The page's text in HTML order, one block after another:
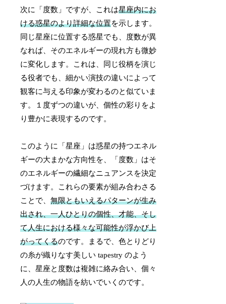
次に「度数」ですが、これは星座内にお
ける惑星のより詳細な位置を示します。
同じ星座に位置する惑星でも、度数が異
なれば、そのエネルギーの現れ方も微妙
に変化します。これは、同じ役柄を演じ
る役者でも、細かい演技の違いによって
観客に与える印象が変わるのと似ていま
す。１度ずつの違いが、個性の彩りをよ
り豊かに表現するのです。
このように「星座」は惑星の持つエネル
ギーの大まかな方向性を、「度数」はそ
のエネルギーの繊細なニュアンスを決定
づけます。これらの要素が組み合わさる
ことで、無限ともいえるパターンが生み
出され、一人ひとりの個性、才能、そし
て人生における様々な可能性が浮かび上
がってくるのです。まるで、色とりどり
の糸が織りなす美しい tapestry のよう
に、星座と度数は複雑に絡み合い、個々
人の人生の物語を紡いでいくのです。